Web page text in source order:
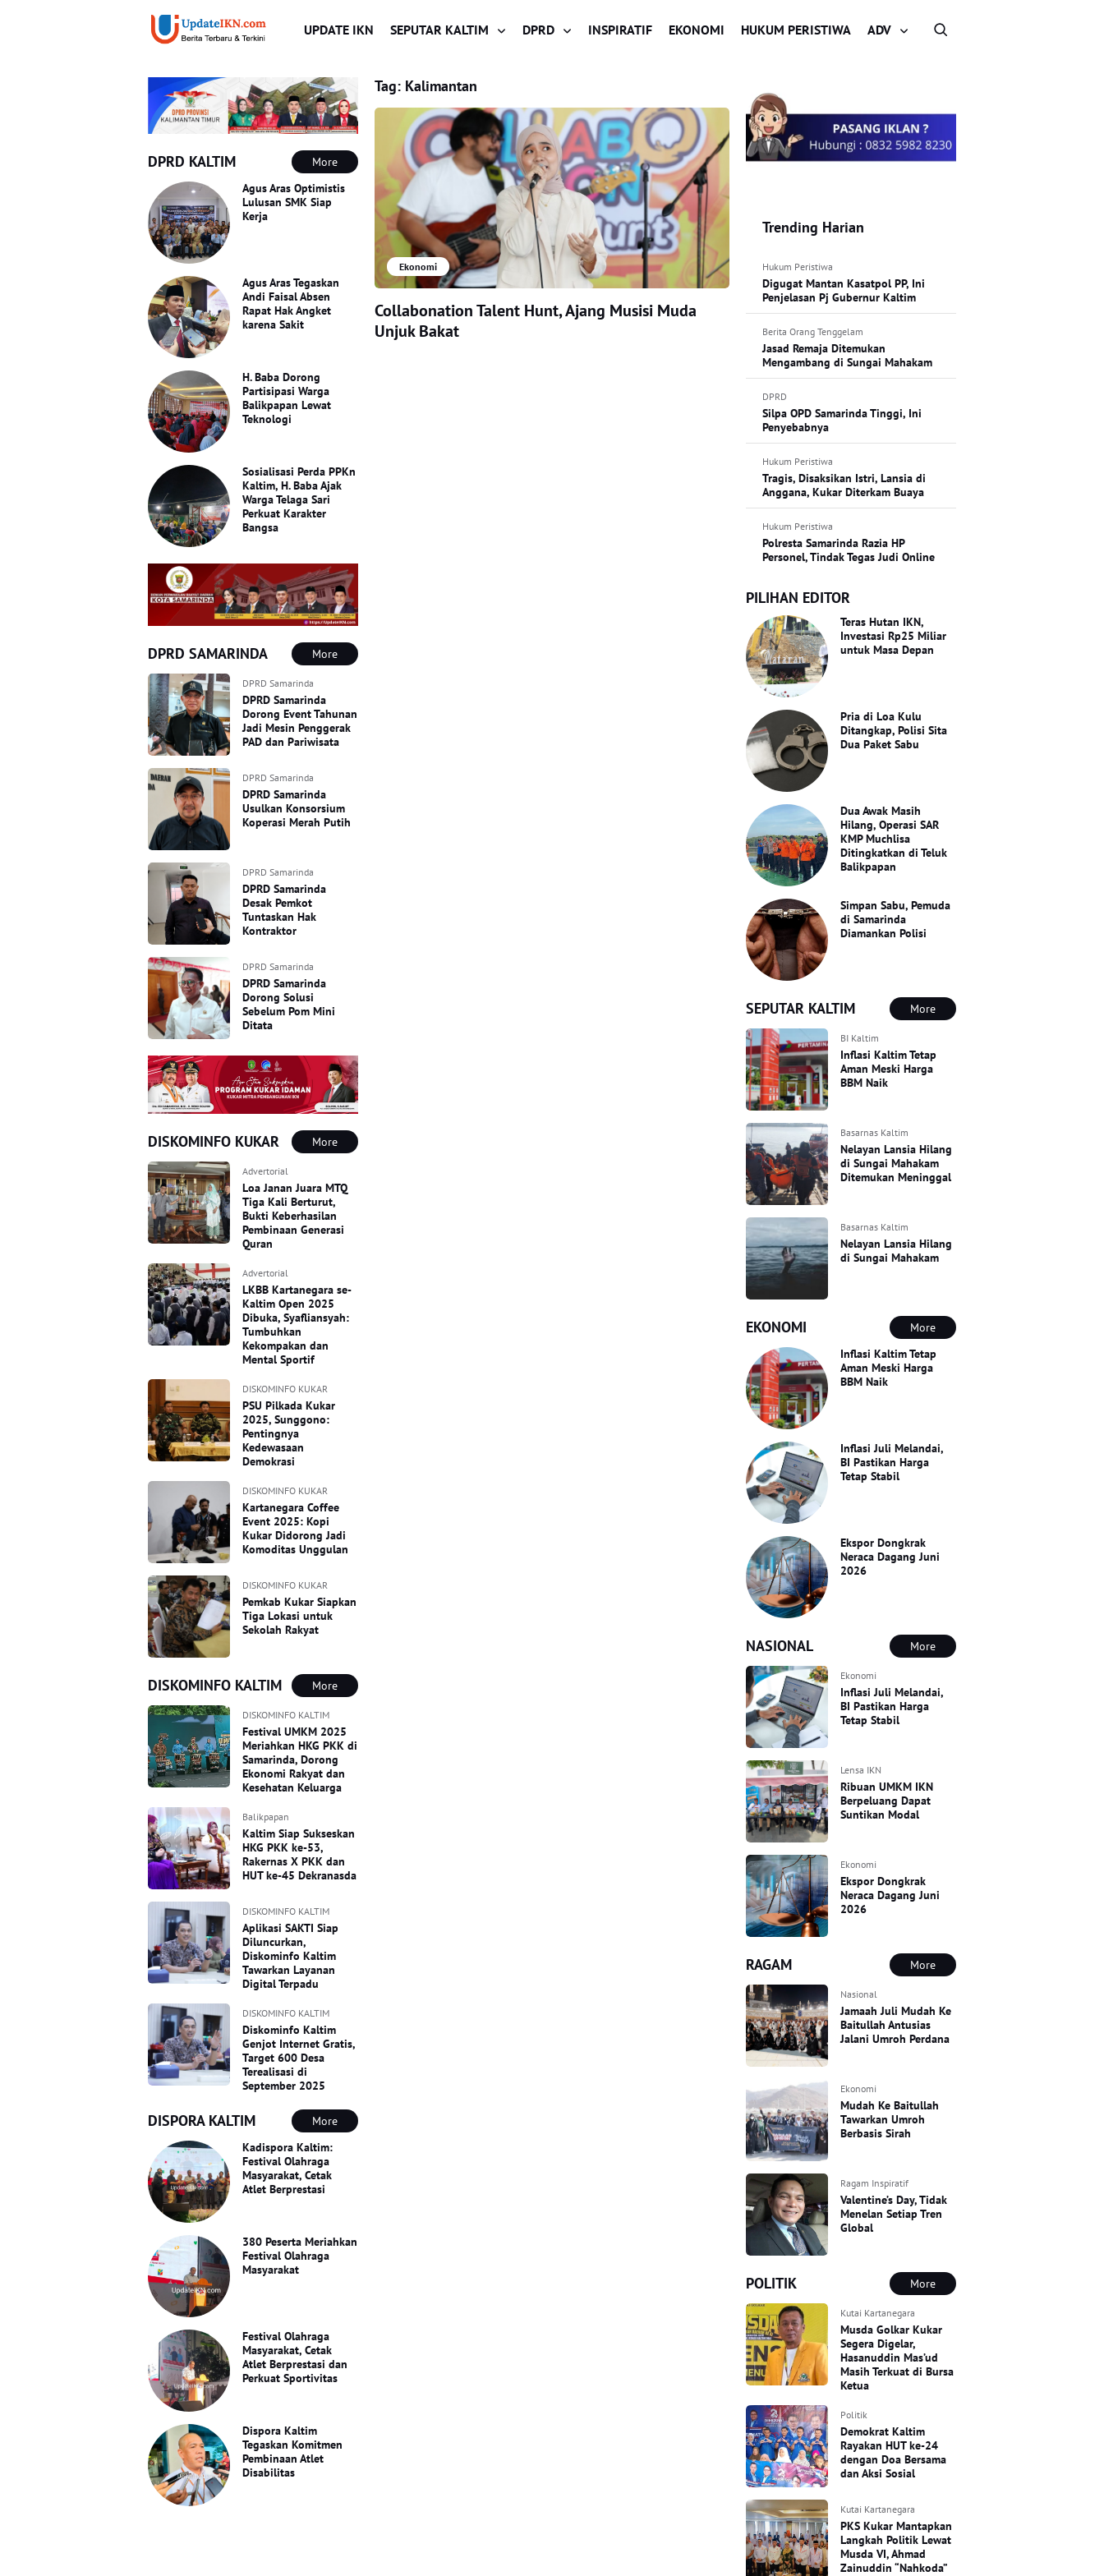
UPDATE IKN SEPUTAR KALTIM DPRD INSPIRATIF EKONOMI HUKUM PERISTIWA ADV
DPRD KALTIM
More
Agus Aras Optimistis
Lulusan SMK Siap
Kerja
Agus Aras Tegaskan
Andi Faisal Absen
Rapat Hak Angket
karena Sakit
H. Baba Dorong
Partisipasi Warga
Balikpapan Lewat
Teknologi
Sosialisasi Perda PPKn
Kaltim, H. Baba Ajak
Warga Telaga Sari
Perkuat Karakter
Bangsa
DPRD SAMARINDA More
DPRD Samarinda
DPRD Samarinda
Dorong Event Tahunan
Jadi Mesin Penggerak
PAD dan Pariwisata
DPRD Samarinda
DPRD Samarinda
Usulkan Konsorsium
Koperasi Merah Putih
DPRD Samarinda
DPRD Samarinda
Desak Pemkot
Tuntaskan Hak
Kontraktor
DPRD Samarinda
DPRD Samarinda
Dorong Solusi
Sebelum Pom Mini
Ditata
DISKOMINFO KUKAR More
Advertorial
Loa Janan Juara MTQ
Tiga Kali Berturut,
Bukti Keberhasilan
Pembinaan Generasi
Quran
Advertorial
LKBB Kartanegara se-
Kaltim Open 2025
Dibuka, Syafliansyah:
Tumbuhkan
Kekompakan dan
Mental Sportif
DISKOMINFO KUKAR
PSU Pilkada Kukar
2025, Sunggono:
Pentingnya
Kedewasaan
Demokrasi
DISKOMINFO KUKAR
Kartanegara Coffee
Event 2025: Kopi
Kukar Didorong Jadi
Komoditas Unggulan
DISKOMINFO KUKAR
Pemkab Kukar Siapkan
Tiga Lokasi untuk
Sekolah Rakyat
DISKOMINFO KALTIM More
DISKOMINFO KALTIM
Festival UMKM 2025
Meriahkan HKG PKK di
Samarinda, Dorong
Ekonomi Rakyat dan
Kesehatan Keluarga
Balikpapan
Kaltim Siap Sukseskan
HKG PKK ke-53,
Rakernas X PKK dan
HUT ke-45 Dekranasda
DISKOMINFO KALTIM
Aplikasi SAKTI Siap
Diluncurkan,
Diskominfo Kaltim
Tawarkan Layanan
Digital Terpadu
DISKOMINFO KALTIM
Diskominfo Kaltim
Genjot Internet Gratis,
Target 600 Desa
Terealisasi di
September 2025
DISPORA KALTIM
More
Kadispora Kaltim:
Festival Olahraga
Masyarakat, Cetak
Atlet Berprestasi
380 Peserta Meriahkan
Festival Olahraga
Masyarakat
Festival Olahraga
Masyarakat, Cetak
Atlet Berprestasi dan
Perkuat Sportivitas
Dispora Kaltim
Tegaskan Komitmen
Pembinaan Atlet
Disabilitas
Tag: Kalimantan
Ekonomi
Collabonation Talent Hunt, Ajang Musisi Muda
Unjuk Bakat
Trending Harian
Hukum Peristiwa
Digugat Mantan Kasatpol PP, Ini
Penjelasan Pj Gubernur Kaltim
Berita Orang Tenggelam
Jasad Remaja Ditemukan
Mengambang di Sungai Mahakam
DPRD
Silpa OPD Samarinda Tinggi, Ini
Penyebabnya
Hukum Peristiwa
Tragis, Disaksikan Istri, Lansia di
Anggana, Kukar Diterkam Buaya
Hukum Peristiwa
Polresta Samarinda Razia HP
Personel, Tindak Tegas Judi Online
PILIHAN EDITOR
Teras Hutan IKN,
Investasi Rp25 Miliar
untuk Masa Depan
Pria di Loa Kulu
Ditangkap, Polisi Sita
Dua Paket Sabu
Dua Awak Masih
Hilang, Operasi SAR
KMP Muchlisa
Ditingkatkan di Teluk
Balikpapan
Simpan Sabu, Pemuda
di Samarinda
Diamankan Polisi
SEPUTAR KALTIM More
BI Kaltim
Inflasi Kaltim Tetap
Aman Meski Harga
BBM Naik
Basarnas Kaltim
Nelayan Lansia Hilang
di Sungai Mahakam
Ditemukan Meninggal
Basarnas Kaltim
Nelayan Lansia Hilang
di Sungai Mahakam
EKONOMI
More
Inflasi Kaltim Tetap
Aman Meski Harga
BBM Naik
Inflasi Juli Melandai,
BI Pastikan Harga
Tetap Stabil
Ekspor Dongkrak
Neraca Dagang Juni
2026
NASIONAL More
Ekonomi
Inflasi Juli Melandai,
BI Pastikan Harga
Tetap Stabil
Lensa IKN
Ribuan UMKM IKN
Berpeluang Dapat
Suntikan Modal
Ekonomi
Ekspor Dongkrak
Neraca Dagang Juni
2026
RAGAM More
Nasional
Jamaah Juli Mudah Ke
Baitullah Antusias
Jalani Umroh Perdana
Ekonomi
Mudah Ke Baitullah
Tawarkan Umroh
Berbasis Sirah
Ragam Inspiratif
Valentine’s Day, Tidak
Menelan Setiap Tren
Global
POLITIK More
Kutai Kartanegara
Musda Golkar Kukar
Segera Digelar,
Hasanuddin Mas’ud
Masih Terkuat di Bursa
Ketua
Politik
Demokrat Kaltim
Rayakan HUT ke-24
dengan Doa Bersama
dan Aksi Sosial
Kutai Kartanegara
PKS Kukar Mantapkan
Langkah Politik Lewat
Musda VI, Ahmad
Zainuddin “Nahkoda”